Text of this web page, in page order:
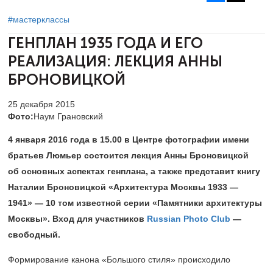
#мастерклассы
ГЕНПЛАН 1935 ГОДА И ЕГО
РЕАЛИЗАЦИЯ: ЛЕКЦИЯ АННЫ
БРОНОВИЦКОЙ
25 декабря 2015
Фото:Наум Грановский
4 января 2016 года в 15.00 в Центре фотографии имени
братьев Люмьер состоится лекция Анны Броновицкой
об основных аспектах генплана, а также представит книгу
Наталии Броновицкой «Архитектура Москвы 1933 —
1941» — 10 том известной серии «Памятники архитектуры
Москвы». Вход для участников Russian Photo Club —
свободный.
Формирование канона «Большого стиля» происходило